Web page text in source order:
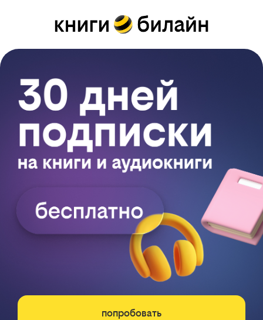
попробовать